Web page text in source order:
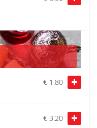
€ 1.80
€ 3.20